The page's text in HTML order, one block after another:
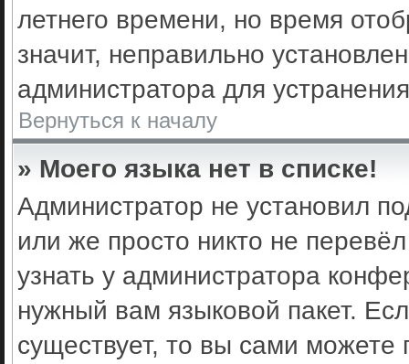
летнего времени, но время
значит, неправильно
администратора для
Вернуться к началу
» Моего языка нет в списке!
Администратор не установил
или же просто никто не
узнать у администратора
нужный вам языковой пакет.
существует, то вы сами можете